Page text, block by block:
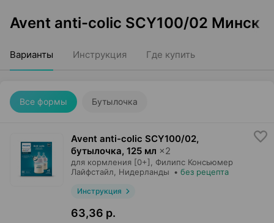
Avent anti-colic SCY100/02 Минск
Варианты Инструкция Где купить
Все формы Бутылочка
Avent anti-colic SCY100/02,
бутылочка, 125 мл ×2
для кормления [0+],
Филипс Консьюмер
Лайфстайл , Нидерланды • без рецепта
Инструкция
63,36 р.